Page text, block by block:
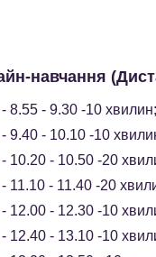
навчання
- 8.55 - 9.30 -10 хвилин;
- 9.40 - 10.10 -10
10.20 - 10.50 -20
11.10 - 11.40 -20
12.00 - 12.30 -10
12.40 - 13.10 -10